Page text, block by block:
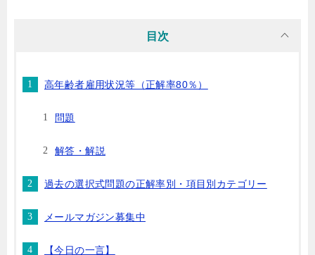
目次
高年齢者雇用状況等（正解率80％）
問題
解答・解説
過去の選択式問題の正解率別・項目別カテゴリー
メールマガジン募集中
【今日の一言】